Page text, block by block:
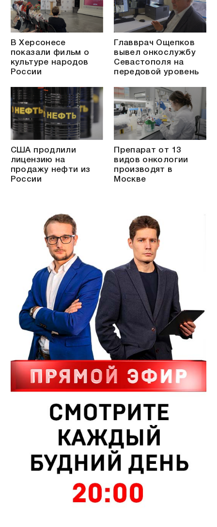
В Херсонесе
показали фильм о
культуре народов
России
Главврач Ощепков
вывел онкослужбу
Севастополя на
передовой уровень
США продлили
лицензию на
продажу нефти из
России
Препарат от 13
видов онкологии
производят в
Москве